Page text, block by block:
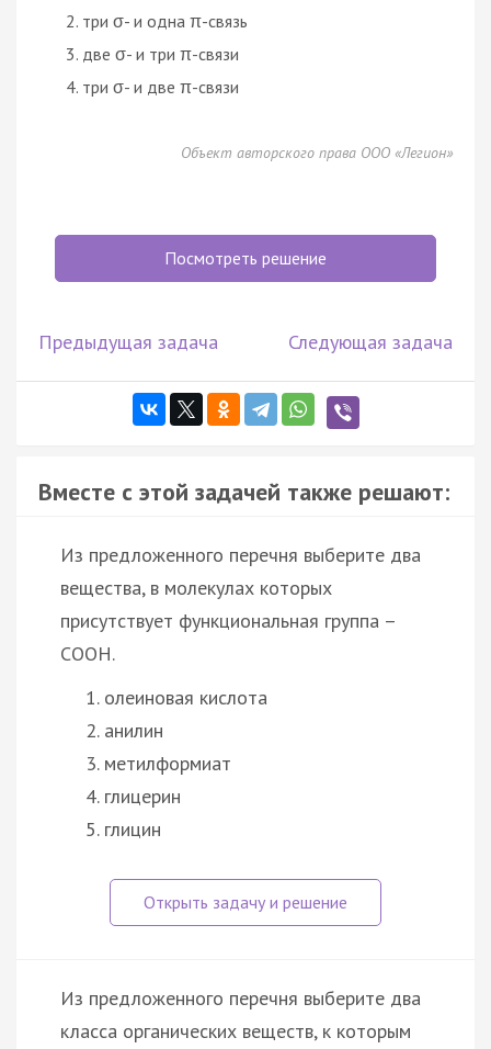
три σ- и одна π-связь
две σ- и три π-связи
три σ- и две π-связи
Объект авторского права ООО «Легион»
Посмотреть решение
Предыдущая задача Следующая задача
Вместе с этой задачей также решают:
Из предложенного перечня выберите два
вещества, в молекулах которых
присутствует функциональная группа –
СООН.
олеиновая кислота
анилин
метилформиат
глицерин
глицин
Из предложенного перечня выберите два
класса органических веществ, к которым